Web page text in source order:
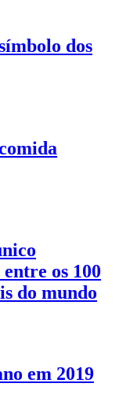
dos
os 100
do mundo
em 2019